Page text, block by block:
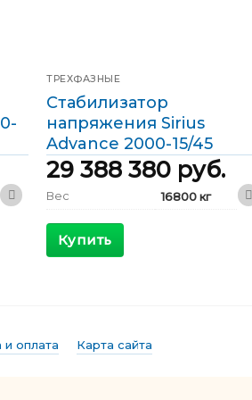
ТРЕХФАЗНЫЕ
Стабилизатор
напряжения Sirius
Advance 2000-15/45
29 388 380 руб.
Вес 16800 кг
Габариты
Купить
и оплата Карта сайта